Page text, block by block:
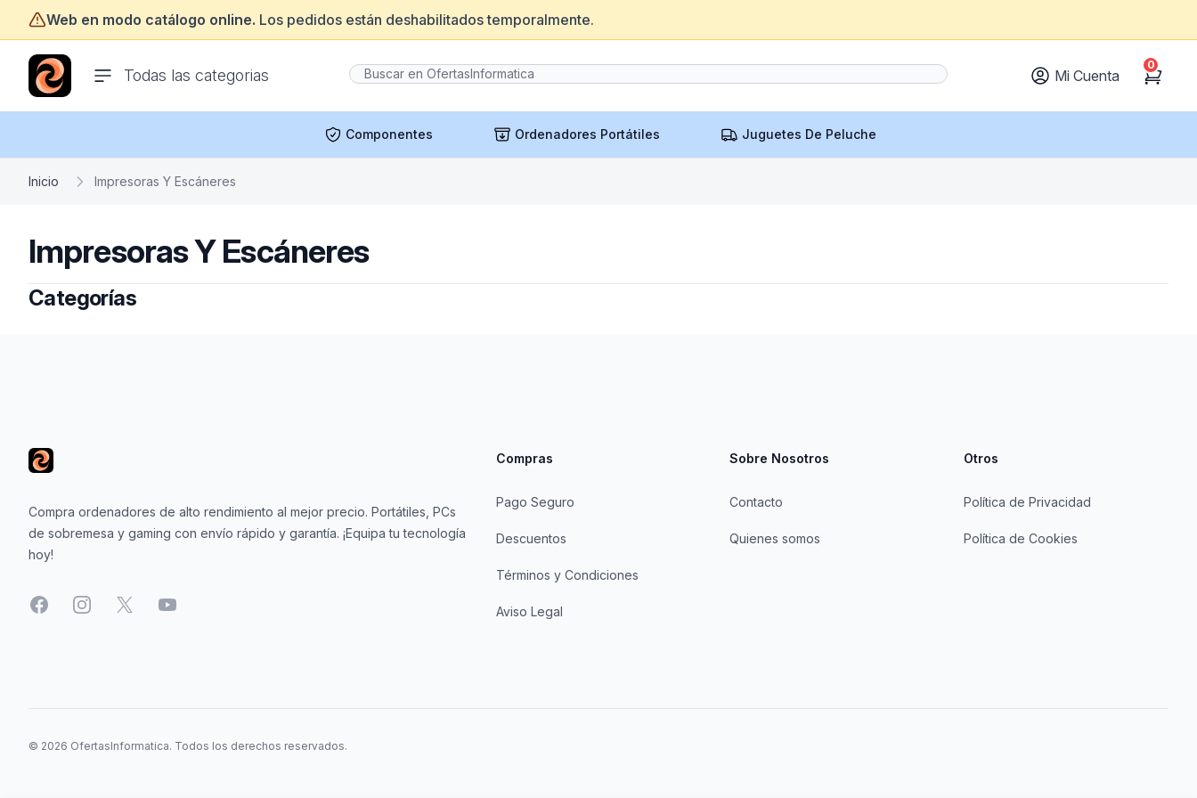
Web en modo catálogo online. Los pedidos están deshabilitados temporalmente.
Todas las categorias
ofertasinformatica.com
Mi Cuenta Cart
0
Componentes Ordenadores Portátiles Juguetes De Peluche
Inicio Impresoras Y Escáneres
Impresoras Y Escáneres
Categorías
Compra ordenadores de alto rendimiento al mejor precio. Portátiles, PCs
de sobremesa y gaming con envío rápido y garantía. ¡Equipa tu tecnología
hoy!
FacebookInstagram
X YouTube
Compras
Pago Seguro
Descuentos
Términos y Condiciones
Aviso Legal
Sobre Nosotros
Contacto
Quienes somos
Otros
Política de Privacidad
Política de Cookies
© 2026 OfertasInformatica. Todos los derechos reservados.